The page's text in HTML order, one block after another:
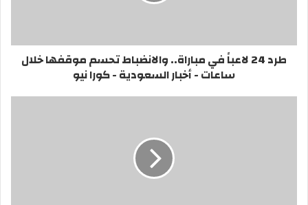
طرد 24 لاعباً في مباراة.. والانضباط تحسم موقفها خلال
ساعات - أخبار السعودية - كورا نيو